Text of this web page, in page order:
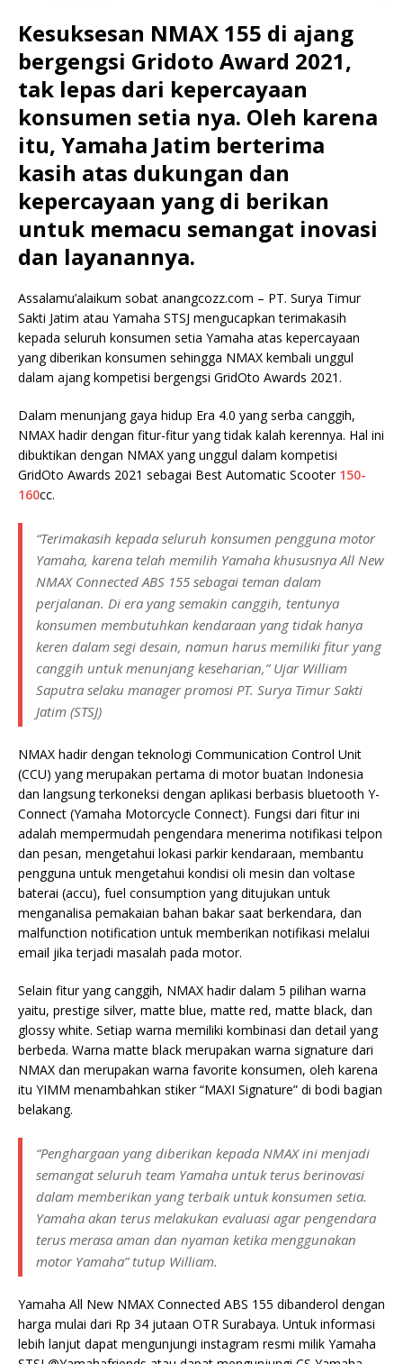
Kesuksesan NMAX 155 di ajang
bergengsi Gridoto Award 2021,
tak lepas dari kepercayaan
konsumen setia nya. Oleh karena
itu, Yamaha Jatim berterima
kasih atas dukungan dan
kepercayaan yang di berikan
untuk memacu semangat inovasi
dan layanannya.
Assalamu’alaikum sobat anangcozz.com – PT. Surya Timur
Sakti Jatim atau Yamaha STSJ mengucapkan terimakasih
kepada seluruh konsumen setia Yamaha atas kepercayaan
yang diberikan konsumen sehingga NMAX kembali unggul
dalam ajang kompetisi bergengsi GridOto Awards 2021.
Dalam menunjang gaya hidup Era 4.0 yang serba canggih,
NMAX hadir dengan fitur-fitur yang tidak kalah kerennya. Hal ini
dibuktikan dengan NMAX yang unggul dalam kompetisi
GridOto Awards 2021 sebagai Best Automatic Scooter 150-
160cc.
“Terimakasih kepada seluruh konsumen pengguna motor
Yamaha, karena telah memilih Yamaha khususnya All New
NMAX Connected ABS 155 sebagai teman dalam
perjalanan. Di era yang semakin canggih, tentunya
konsumen membutuhkan kendaraan yang tidak hanya
keren dalam segi desain, namun harus memiliki fitur yang
canggih untuk menunjang keseharian,” Ujar William
Saputra selaku manager promosi PT. Surya Timur Sakti
Jatim (STSJ)
NMAX hadir dengan teknologi Communication Control Unit
(CCU) yang merupakan pertama di motor buatan Indonesia
dan langsung terkoneksi dengan aplikasi berbasis bluetooth Y-
Connect (Yamaha Motorcycle Connect). Fungsi dari fitur ini
adalah mempermudah pengendara menerima notifikasi telpon
dan pesan, mengetahui lokasi parkir kendaraan, membantu
pengguna untuk mengetahui kondisi oli mesin dan voltase
baterai (accu), fuel consumption yang ditujukan untuk
menganalisa pemakaian bahan bakar saat berkendara, dan
malfunction notification untuk memberikan notifikasi melalui
email jika terjadi masalah pada motor.
Selain fitur yang canggih, NMAX hadir dalam 5 pilihan warna
yaitu, prestige silver, matte blue, matte red, matte black, dan
glossy white. Setiap warna memiliki kombinasi dan detail yang
berbeda. Warna matte black merupakan warna signature dari
NMAX dan merupakan warna favorite konsumen, oleh karena
itu YIMM menambahkan stiker “MAXI Signature” di bodi bagian
belakang.
“Penghargaan yang diberikan kepada NMAX ini menjadi
semangat seluruh team Yamaha untuk terus berinovasi
dalam memberikan yang terbaik untuk konsumen setia.
Yamaha akan terus melakukan evaluasi agar pengendara
terus merasa aman dan nyaman ketika menggunakan
motor Yamaha” tutup William.
Yamaha All New NMAX Connected ABS 155 dibanderol dengan
harga mulai dari Rp 34 jutaan OTR Surabaya. Untuk informasi
lebih lanjut dapat mengunjungi instagram resmi milik Yamaha